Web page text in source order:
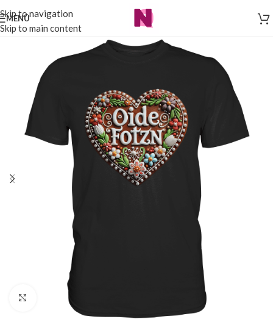
Skip to navigation
Skip to main content
MENÜ
Klick zum Vergrößern